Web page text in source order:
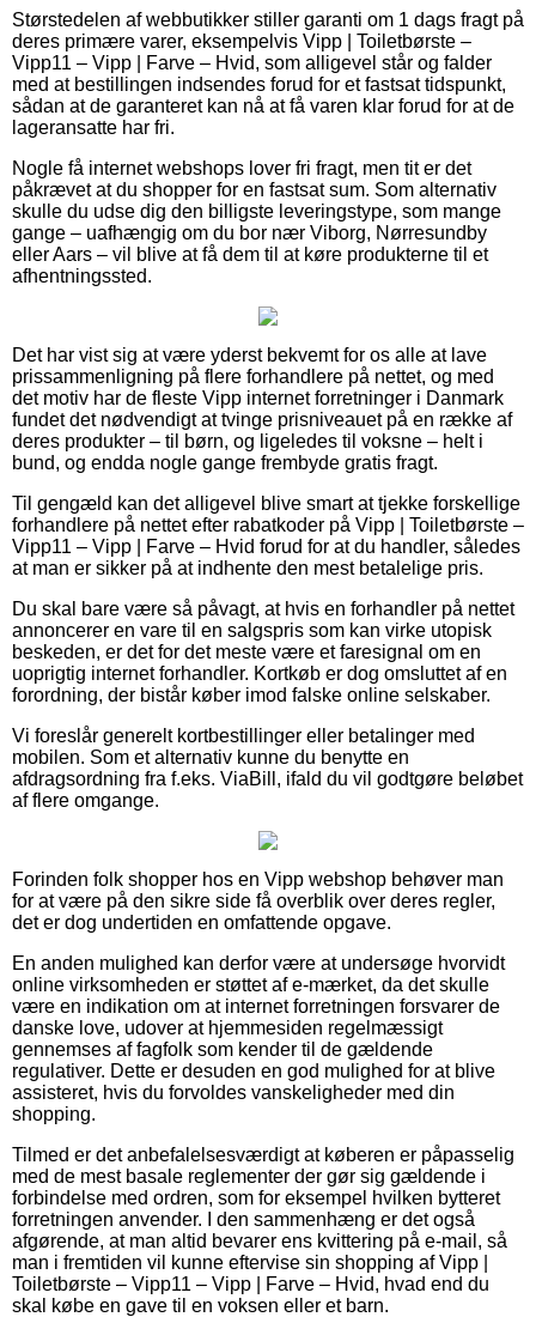
Størstedelen af webbutikker stiller garanti om 1 dags fragt på
deres primære varer, eksempelvis Vipp | Toiletbørste –
Vipp11 – Vipp | Farve – Hvid, som alligevel står og falder
med at bestillingen indsendes forud for et fastsat tidspunkt,
sådan at de garanteret kan nå at få varen klar forud for at de
lageransatte har fri.
Nogle få internet webshops lover fri fragt, men tit er det
påkrævet at du shopper for en fastsat sum. Som alternativ
skulle du udse dig den billigste leveringstype, som mange
gange – uafhængig om du bor nær Viborg, Nørresundby
eller Aars – vil blive at få dem til at køre produkterne til et
afhentningssted.
Det har vist sig at være yderst bekvemt for os alle at lave
prissammenligning på flere forhandlere på nettet, og med
det motiv har de fleste Vipp internet forretninger i Danmark
fundet det nødvendigt at tvinge prisniveauet på en række af
deres produkter – til børn, og ligeledes til voksne – helt i
bund, og endda nogle gange frembyde gratis fragt.
Til gengæld kan det alligevel blive smart at tjekke forskellige
forhandlere på nettet efter rabatkoder på Vipp | Toiletbørste –
Vipp11 – Vipp | Farve – Hvid forud for at du handler, således
at man er sikker på at indhente den mest betalelige pris.
Du skal bare være så påvagt, at hvis en forhandler på nettet
annoncerer en vare til en salgspris som kan virke utopisk
beskeden, er det for det meste være et faresignal om en
uoprigtig internet forhandler. Kortkøb er dog omsluttet af en
forordning, der bistår køber imod falske online selskaber.
Vi foreslår generelt kortbestillinger eller betalinger med
mobilen. Som et alternativ kunne du benytte en
afdragsordning fra f.eks. ViaBill, ifald du vil godtgøre beløbet
af flere omgange.
Forinden folk shopper hos en Vipp webshop behøver man
for at være på den sikre side få overblik over deres regler,
det er dog undertiden en omfattende opgave.
En anden mulighed kan derfor være at undersøge hvorvidt
online virksomheden er støttet af e-mærket, da det skulle
være en indikation om at internet forretningen forsvarer de
danske love, udover at hjemmesiden regelmæssigt
gennemses af fagfolk som kender til de gældende
regulativer. Dette er desuden en god mulighed for at blive
assisteret, hvis du forvoldes vanskeligheder med din
shopping.
Tilmed er det anbefalelsesværdigt at køberen er påpasselig
med de mest basale reglementer der gør sig gældende i
forbindelse med ordren, som for eksempel hvilken bytteret
forretningen anvender. I den sammenhæng er det også
afgørende, at man altid bevarer ens kvittering på e-mail, så
man i fremtiden vil kunne eftervise sin shopping af Vipp |
Toiletbørste – Vipp11 – Vipp | Farve – Hvid, hvad end du
skal købe en gave til en voksen eller et barn.